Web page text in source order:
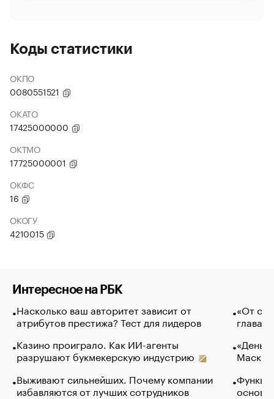
Коды статистики
ОКПО
0080551521
ОКАТО
17425000000
ОКТМО
17725000001
ОКФС
16
ОКОГУ
4210015
Интересное на РБК
Насколько ваш авторитет зависит от
атрибутов престижа? Тест для лидеров
Казино проиграло. Как ИИ-агенты
разрушают букмекерскую индустрию
Выживают сильнейших. Почему компании
избавляются от лучших сотрудников
«От
глава
Маск в
основ